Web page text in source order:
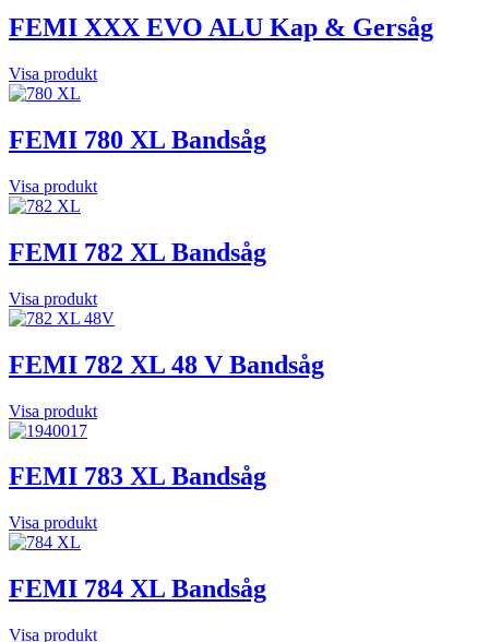
FEMI XXX EVO ALU Kap & Gersåg
Visa produkt
FEMI 780 XL Bandsåg
Visa produkt
FEMI 782 XL Bandsåg
Visa produkt
FEMI 782 XL 48 V Bandsåg
Visa produkt
FEMI 783 XL Bandsåg
Visa produkt
FEMI 784 XL Bandsåg
Visa produkt